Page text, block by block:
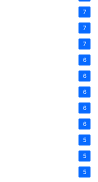
7
7
7
6
6
6
6
6
5
5
5